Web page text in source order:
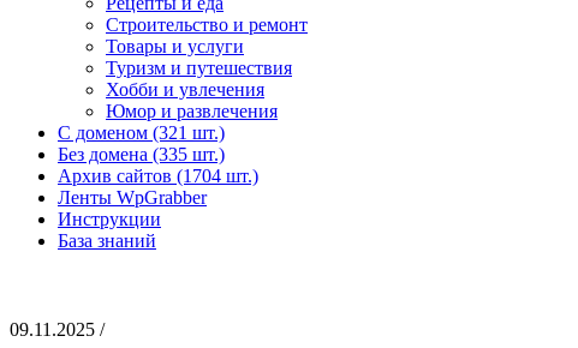
Строительство и ремонт
Товары и услуги
Туризм и путешествия
Хобби и увлечения
Юмор и развлечения
С доменом (321 шт.)
Без домена (335 шт.)
Архив сайтов (1704 шт.)
Ленты WpGrabber
Инструкции
База знаний
09.11.2025 /